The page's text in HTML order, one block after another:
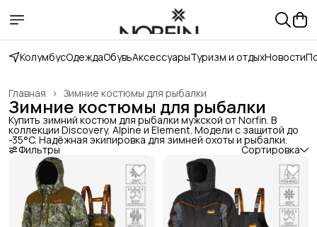
КолумбусОдеждаОбувьАксессуарыТуризм и отдыхНовости
Зимние костюмы для рыбалки
Главная ›
Зимние костюмы для рыбалки
Купить зимний костюм для рыбалки мужской от Norfin. В
коллекции Discovery, Alpine и Element. Модели с защитой до
-35°C. Надёжная экипировка для зимней охоты и рыбалки.
Фильтры Сортировка